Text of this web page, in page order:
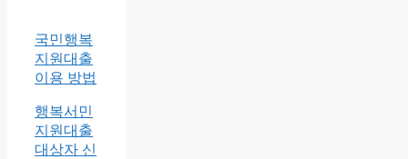
국민행복
지원대출
이용 방법
행복서민
지원대출
대상자 신